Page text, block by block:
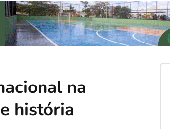
na
história